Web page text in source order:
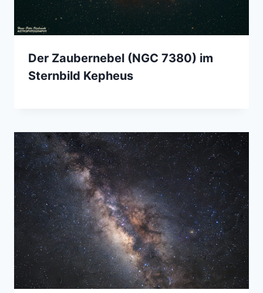
Der Zaubernebel (NGC 7380) im
Sternbild Kepheus